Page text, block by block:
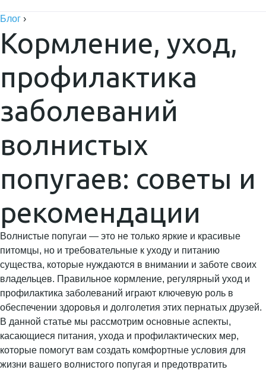
Блог ›
Кормление, уход,
профилактика
заболеваний
волнистых
попугаев: советы и
рекомендации
Волнистые попугаи — это не только яркие и красивые
питомцы, но и требовательные к уходу и питанию
существа, которые нуждаются в внимании и заботе своих
владельцев. Правильное кормление, регулярный уход и
профилактика заболеваний играют ключевую роль в
обеспечении здоровья и долголетия этих пернатых друзей.
В данной статье мы рассмотрим основные аспекты,
касающиеся питания, ухода и профилактических мер,
которые помогут вам создать комфортные условия для
жизни вашего волнистого попугая и предотвратить